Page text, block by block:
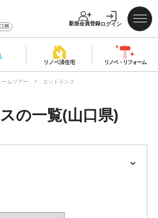
県 新規会員登録ログイン
リノベ済住宅 リノベ・ リフォーム
ームツアー エントランス
の一覧(山口県)